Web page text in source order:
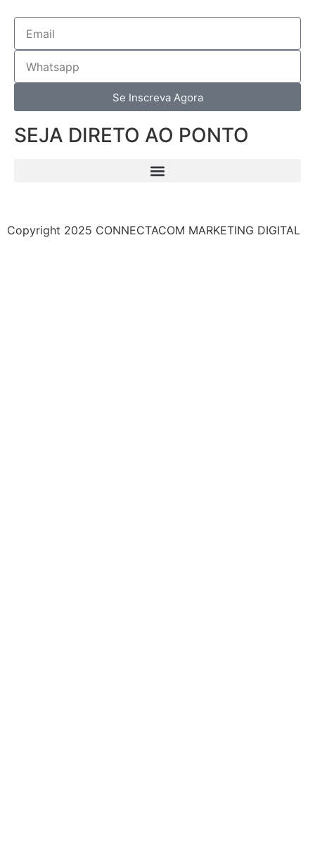
Se Inscreva Agora
SEJA DIRETO AO PONTO
Copyright 2025 CONNECTACOM MARKETING DIGITAL